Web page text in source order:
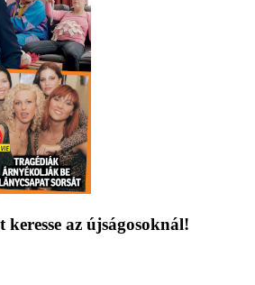
keresse az újságosoknál!